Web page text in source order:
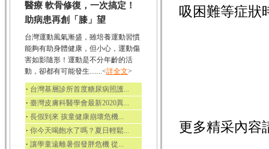
醫療 軟骨修復，一次搞定！
助病患再創「膝」望
台灣運動風氣漸盛，雖培養運動習慣
能夠有助身體健康，但小心，運動傷
害如影隨形！運動是不分年齡的活
動，卻都有可能發生.......<詳全文>
‧ 台灣基層診所首度糖尿病照護...
‧ 臺灣皮膚科醫學會最新2020異...
‧ 長假到來 孩童健康崩壞危機...
‧ 你今天喝飽水了嗎？夏日輕鬆...
‧ 讓學童遠離暑假發胖危機 從...
吸困難等症狀
更多精采內容